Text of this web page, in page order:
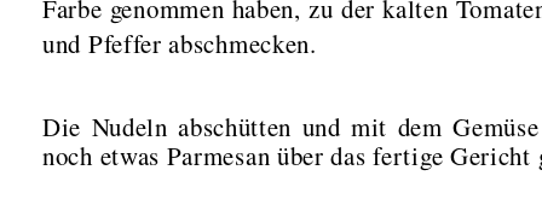
Farbe genommen haben, zu der kalten
und Pfeffer abschmecken.
Die Nudeln abschütten und mit dem
noch etwas Parmesan über das fertige Gericht